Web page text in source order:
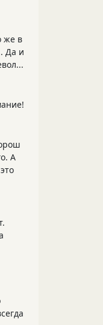
же в
Да и
А